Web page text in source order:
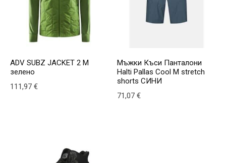
ADV SUBZ JACKET 2 M
зелено
111,97 €
This product has multiple variants. The options may
Мъжки Къси Панталони
Halti Pallas Cool M stretch
shorts СИНИ
71,07€